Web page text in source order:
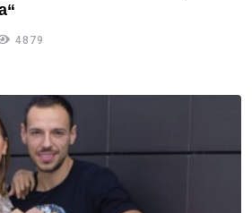
4879